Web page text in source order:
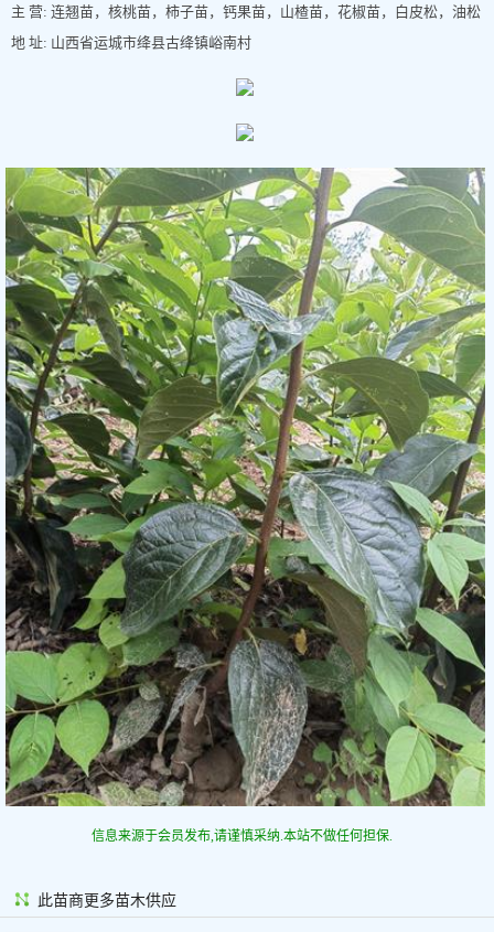
主 营: 连翘苗，核桃苗，柿子苗，钙果苗，山楂苗，花椒苗，白皮松，油松
地 址: 山西省运城市绛县古绛镇峪南村
信息来源于会员发布,请谨慎采纳.本站不做任何担保.
此苗商更多苗木供应